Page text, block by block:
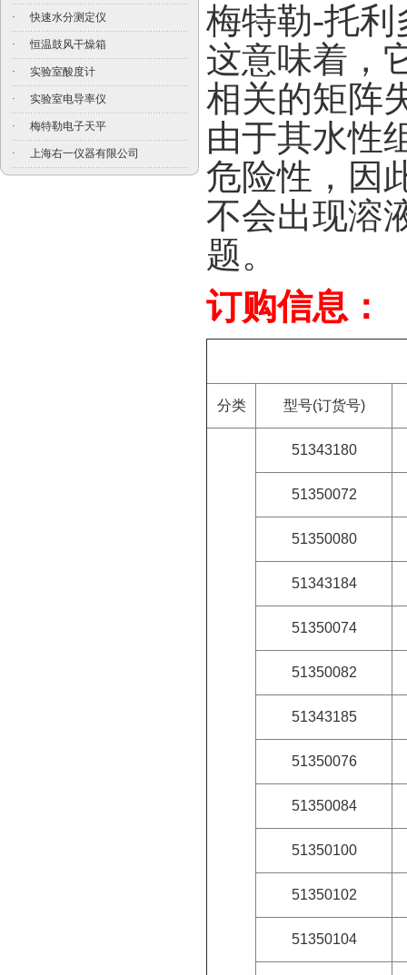
· 快速水分测定仪
· 恒温鼓风干燥箱
· 实验室酸度计
· 实验室电导率仪
· 梅特勒电子天平
· 上海右一仪器有限公司
梅特勒-托利
这意味着，
相关的矩阵
由于其水性
危险性，因
不会出现溶
题。
订购信息：
分类 型号(订货号)
51343180
51350072
51350080
51343184
51350074
51350082
51343185
51350076
51350084
51350100
51350102
51350104